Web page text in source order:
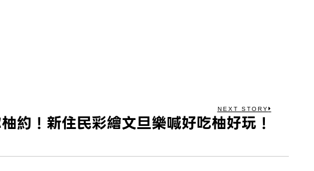
NEXT STORY
約！新住民彩繪文旦樂喊好吃柚好玩！